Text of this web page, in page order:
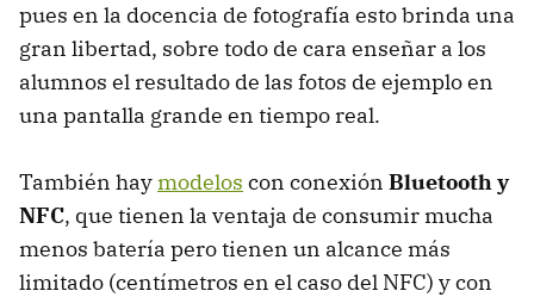
pues en la docencia de fotografía esto brinda una
gran libertad, sobre todo de cara enseñar a los
alumnos el resultado de las fotos de ejemplo en
una pantalla grande en tiempo real.
También hay modelos con conexión Bluetooth y
NFC, que tienen la ventaja de consumir mucha
menos batería pero tienen un alcance más
limitado (centímetros en el caso del NFC) y con